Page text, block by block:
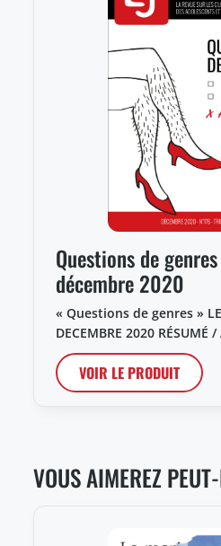
Questions de
décembre 2020
« Questions de genres »
DECEMBRE 2020 RÉSUMÉ
VOIR LE PRODUIT
VOUS AIMEREZ